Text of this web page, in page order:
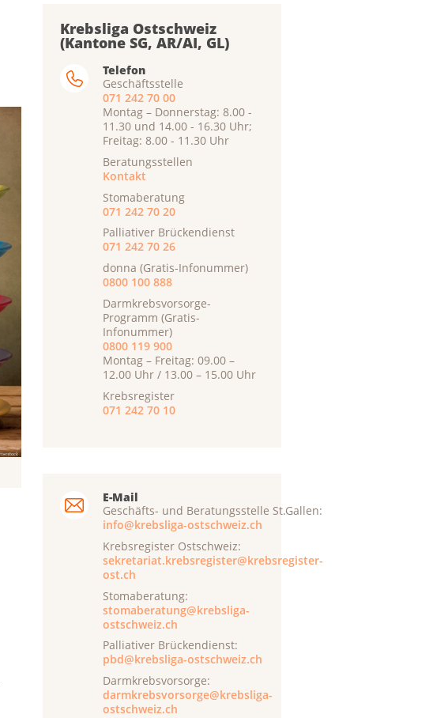
Krebsliga Ostschweiz
(Kantone SG, AR/AI, GL)
Telefon
Geschäftsstelle
071 242 70 00
Montag – Donnerstag: 8.00 -
11.30 und 14.00 - 16.30 Uhr;
Freitag: 8.00 - 11.30 Uhr
Beratungsstellen
Kontakt
Stomaberatung
071 242 70 20
Palliativer Brückendienst
071 242 70 26
donna (Gratis-Infonummer)
0800 100 888
Darmkrebsvorsorge-
Programm (Gratis-
Infonummer)
0800 119 900
Montag – Freitag: 09.00 –
12.00 Uhr / 13.00 – 15.00 Uhr
Krebsregister
071 242 70 10
E-Mail
Geschäfts- und Beratungsstelle St.Gallen:
info@krebsliga-ostschweiz.ch
Krebsregister Ostschweiz:
sekretariat.krebsregister@krebsregister-
ost.ch
Stomaberatung:
stomaberatung@krebsliga-
ostschweiz.ch
Palliativer Brückendienst:
pbd@krebsliga-ostschweiz.ch
Darmkrebsvorsorge:
darmkrebsvorsorge@krebsliga-
ostschweiz.ch